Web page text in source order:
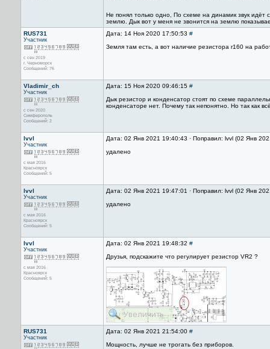
Не понял только одно, По схеме на динамик звук
землю. Дык вот у меня не звонится на землю
RUS731
Участник
с сен 2019
г. Черноморск
Сообщений: 76
Дата: 14 Ноя 2020 17:50:53 #
Земля там есть, а вот наличие резистора r160 на
Vladimir_ch
Участник
с сен 2020
Симферополь
Сообщений: 2
Дата: 15 Ноя 2020 09:46:15 #
Дык резистор и конденсатор стоят по схеме
конденсаторе нет. Почему так непонятно. Но так как
lvvl
Участник
с мая 2016
Красноярск
Сообщений: 5
Дата: 02 Янв 2021 19:40:43 · Поправил: lvvl (02 Янв
удалено
lvvl
Участник
с мая 2016
Красноярск
Сообщений: 5
Дата: 02 Янв 2021 19:47:01 · Поправил: lvvl (02 Янв
удалено
lvvl
Участник
с мая 2016
Красноярск
Сообщений: 5
Дата: 02 Янв 2021 19:48:32 #
Друзья, подскажите что регулирует резистор VR2 ?
RUS731
Участник
Дата: 02 Янв 2021 21:54:00 #
Мощность, лучше не трогать без приборов.